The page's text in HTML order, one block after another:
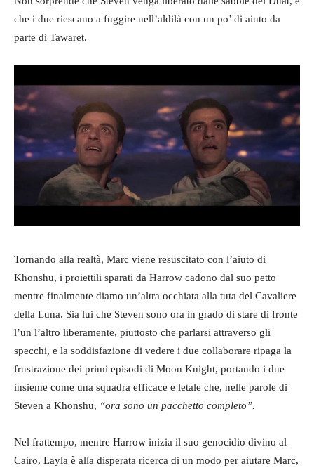
che i due riescano a fuggire nell’aldilà con un po’ di aiuto da
parte di Tawaret.
Tornando alla realtà, Marc viene resuscitato con l’aiuto di
Khonshu, i proiettili sparati da Harrow cadono dal suo petto
mentre finalmente diamo un’altra occhiata alla tuta del Cavaliere
della Luna. Sia lui che Steven sono ora in grado di stare di fronte
l’un l’altro liberamente, piuttosto che parlarsi attraverso gli
specchi, e la soddisfazione di vedere i due collaborare ripaga la
frustrazione dei primi episodi di Moon Knight, portando i due
insieme come una squadra efficace e letale che, nelle parole di
Steven a Khonshu, “ora sono un pacchetto completo”.
Nel frattempo, mentre Harrow inizia il suo genocidio divino al
Cairo, Layla è alla disperata ricerca di un modo per aiutare Marc,